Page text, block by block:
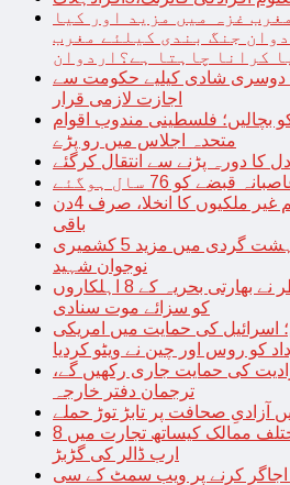
غزہ میں مزید اور کیا
جنگ بندی کیلئے مغرب
کرانا چاہتا ہے؟اردوان
دوسری شادی کیلیے حکومت سے
اجازت لازمی قرار
بچالیں؛ فلسطینی مندوب اقوام
متحدہ اجلاس میں رو پڑے
کا دورہ پڑنے سے انتقال کرگئے
کو 76 سال ہوگئے
غیر قانونی طور پر مقیم غیر ملکیوں کا انخلا، صرف 4دن
باقی
بھارتی فوج کی ریاستی دہشت گردی میں مزید 5 کشمیری
نوجوان شہید
جاسوسی کا الزام ثابت، قطر نے بھارتی بحریہ کے 8 اہلکاروں
کو سزائے موت سنادی
اسرائیل کی حمایت میں امریکی
کو روس اور چین نے ویٹو کردیا
کی حمایت جاری رکھیں گے،
ترجمان دفتر خارجہ
آزادیِ صحافت پر تابڑ توڑ حملے
پاکستان کی چین سمیت مختلف ممالک کیساتھ تجارت میں 8
ارب ڈالر کی گڑبڑ
اجاگر کرنے پر ویب سمٹ کے سی